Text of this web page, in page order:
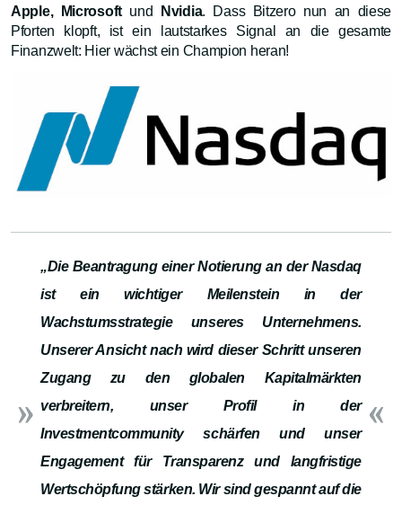
Apple, Microsoftund Nvidia. Dass Bitzero nun an diese
Pforten klopft, ist ein lautstarkes Signal an die gesamte
Finanzwelt: Hier wächst ein Champion heran!
„Die Beantragung einer Notierung an der Nasdaq
ist ein wichtiger Meilenstein in der
Wachstumsstrategie unseres Unternehmens.
Unserer Ansicht nach wird dieser Schritt unseren
Zugang zu den globalen Kapitalmärkten
verbreitern, unser Profil in der
Investmentcommunity schärfen und unser
Engagement für Transparenz und langfristige
Wertschöpfung stärken. Wir sind gespannt auf die